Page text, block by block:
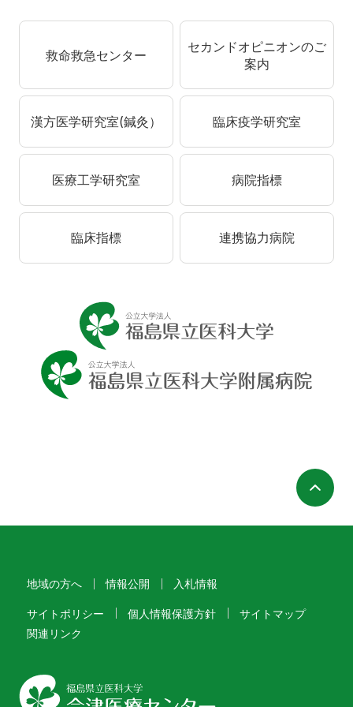
救命救急センター
セカンドオピニオンのご
案内
漢方医学研究室(鍼灸） 臨床疫学研究室
医療工学研究室 病院指標
臨床指標 連携協力病院
地域の方へ 情報公開 入札情報
サイトポリシー 個人情報保護方針
サイトマップ
関連リンク